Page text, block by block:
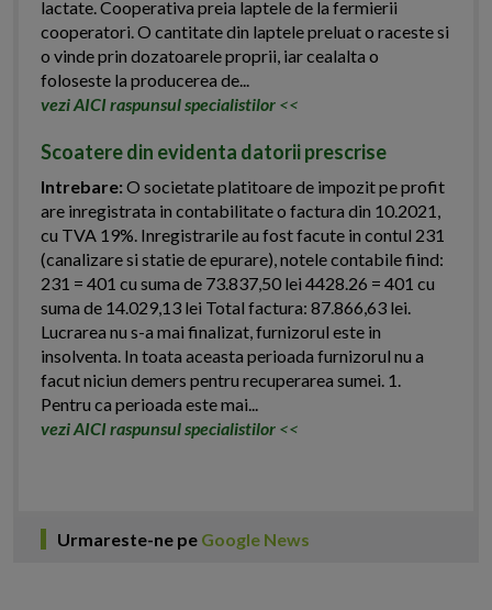
lactate. Cooperativa preia laptele de la fermierii
cooperatori. O cantitate din laptele preluat o raceste si
o vinde prin dozatoarele proprii, iar cealalta o
foloseste la producerea de...
vezi AICI raspunsul specialistilor <<
Scoatere din evidenta datorii prescrise
Intrebare:O societate platitoare de impozit pe profit
are inregistrata in contabilitate o factura din 10.2021,
cu TVA 19%. Inregistrarile au fost facute in contul 231
(canalizare si statie de epurare), notele contabile fiind:
231 = 401 cu suma de 73.837,50 lei 4428.26 = 401 cu
suma de 14.029,13 lei Total factura: 87.866,63 lei.
Lucrarea nu s-a mai finalizat, furnizorul este in
insolventa. In toata aceasta perioada furnizorul nu a
facut niciun demers pentru recuperarea sumei. 1.
Pentru ca perioada este mai...
vezi AICI raspunsul specialistilor <<
Urmareste-ne pe Google News